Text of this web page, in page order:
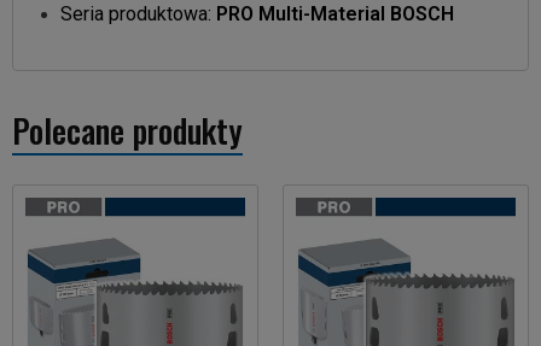
Seria produktowa: PRO Multi-Material BOSCH
Polecane produkty